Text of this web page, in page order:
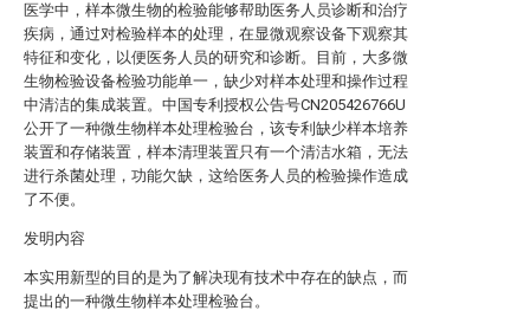
医学中，样本微生物的检验能够帮助医务人员诊断和治疗
疾病，通过对检验样本的处理，在显微观察设备下观察其
特征和变化，以便医务人员的研究和诊断。目前，大多微
生物检验设备检验功能单一，缺少对样本处理和操作过程
中清洁的集成装置。中国专利授权公告号CN205426766U
公开了一种微生物样本处理检验台，该专利缺少样本培养
装置和存储装置，样本清理装置只有一个清洁水箱，无法
进行杀菌处理，功能欠缺，这给医务人员的检验操作造成
了不便。
发明内容
本实用新型的目的是为了解决现有技术中存在的缺点，而
提出的一种微生物样本处理检验台。